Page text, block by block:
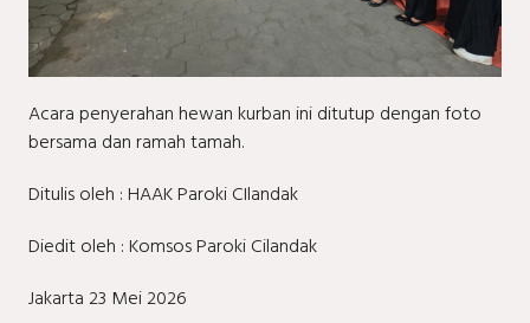
Acara penyerahan hewan kurban ini ditutup dengan foto
bersama dan ramah tamah.
Ditulis oleh : HAAK Paroki CIlandak
Diedit oleh : Komsos Paroki Cilandak
Jakarta 23 Mei 2026